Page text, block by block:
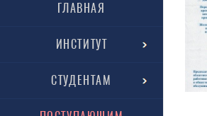
ГЛАВНАЯ
ИНСТИТУТ
СТУДЕНТАМ